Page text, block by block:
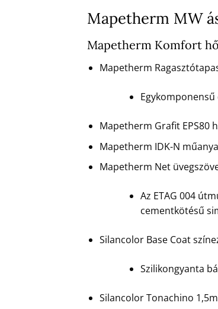
Mapetherm MW
Mapetherm Komfort
Mapetherm
Mapetherm Grafit EPS80
Mapetherm IDK-N
Mapetherm Net
Az ETAG 004
cementkötésű
Silancolor Base Coat
Szilikongyanta
Silancolor Tonachino